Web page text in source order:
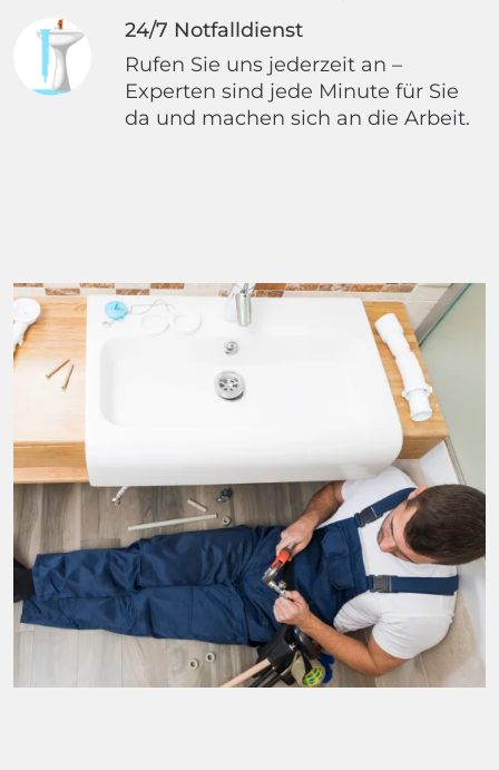
24/7 Notfalldienst
Rufen Sie uns jederzeit an –
Experten sind jede Minute für Sie
da und machen sich an die Arbeit.